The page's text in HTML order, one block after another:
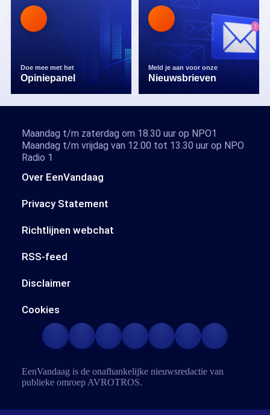
Doe mee met het
Opiniepanel
Meld je aan voor onze
Nieuwsbrieven
Over EenVandaag
Privacy Statement
Richtlijnen webchat
RSS-feed
Disclaimer
Cookies
Maandag t/m zaterdag om 18.30 uur op NPO1
Maandag t/m vrijdag van 12.00 tot 13.30 uur op NPO
Radio 1
EenVandaag is de onafhankelijke nieuwsredactie van
publieke omroep AVROTROS.